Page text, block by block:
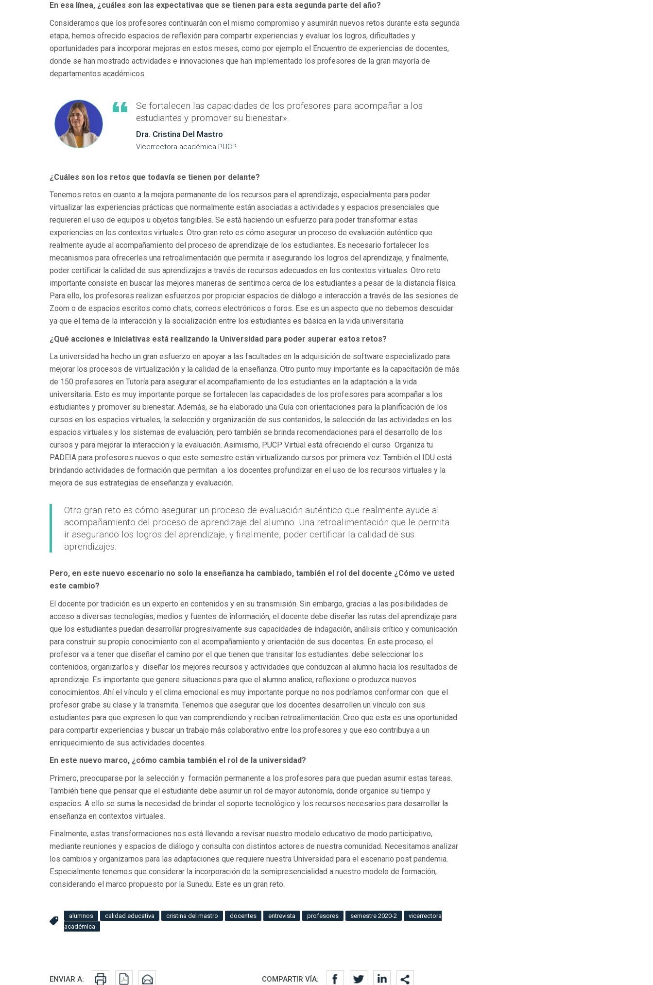
En esa línea, ¿cuáles son las expectativas que se tienen para esta segunda parte del año?
Consideramos que los profesores continuarán con el mismo compromiso y asumirán nuevos retos durante esta segunda
etapa, hemos ofrecido espacios de reflexión para compartir experiencias y evaluar los logros, dificultades y
oportunidades para incorporar mejoras en estos meses, como por ejemplo el Encuentro de experiencias de docentes,
donde se han mostrado actividades e innovaciones que han implementado los profesores de la gran mayoría de
departamentos académicos.
Se fortalecen las capacidades de los profesores para acompañar a los
estudiantes y promover su bienestar».
Dra. Cristina Del Mastro
Vicerrectora académica PUCP
¿Cuáles son los retos que todavía se tienen por delante?
Tenemos retos en cuanto a la mejora permanente de los recursos para el aprendizaje, especialmente para poder
virtualizar las experiencias prácticas que normalmente están asociadas a actividades y espacios presenciales que
requieren el uso de equipos u objetos tangibles. Se está haciendo un esfuerzo para poder transformar estas
experiencias en los contextos virtuales. Otro gran reto es cómo asegurar un proceso de evaluación auténtico que
realmente ayude al acompañamiento del proceso de aprendizaje de los estudiantes. Es necesario fortalecer los
mecanismos para ofrecerles una retroalimentación que permita ir asegurando los logros del aprendizaje, y finalmente,
poder certificar la calidad de sus aprendizajes a través de recursos adecuados en los contextos virtuales. Otro reto
importante consiste en buscar las mejores maneras de sentirnos cerca de los estudiantes a pesar de la distancia física.
Para ello, los profesores realizan esfuerzos por propiciar espacios de diálogo e interacción a través de las sesiones de
Zoom o de espacios escritos como chats, correos electrónicos o foros. Ese es un aspecto que no debemos descuidar
ya que el tema de la interacción y la socialización entre los estudiantes es básica en la vida universitaria.
¿Qué acciones e iniciativas está realizando la Universidad para poder superar estos retos?
La universidad ha hecho un gran esfuerzo en apoyar a las facultades en la adquisición de software especializado para
mejorar los procesos de virtualización y la calidad de la enseñanza. Otro punto muy importante es la capacitación de más
de 150 profesores en Tutoría para asegurar el acompañamiento de los estudiantes en la adaptación a la vida
universitaria. Esto es muy importante porque se fortalecen las capacidades de los profesores para acompañar a los
estudiantes y promover su bienestar. Además, se ha elaborado una Guía con orientaciones para la planificación de los
cursos en los espacios virtuales, la selección y organización de sus contenidos, la selección de las actividades en los
espacios virtuales y los sistemas de evaluación, pero también se brinda recomendaciones para el desarrollo de los
cursos y para mejorar la interacción y la evaluación. Asimismo, PUCP Virtual está ofreciendo el curso Organiza tu
PADEIA para profesores nuevos o que este semestre están virtualizando cursos por primera vez. También el IDU está
brindando actividades de formación que permitan a los docentes profundizar en el uso de los recursos virtuales y la
mejora de sus estrategias de enseñanza y evaluación.
Otro gran reto es cómo asegurar un proceso de evaluación auténtico que realmente ayude al
acompañamiento del proceso de aprendizaje del alumno. Una retroalimentación que le permita
ir asegurando los logros del aprendizaje, y finalmente, poder certificar la calidad de sus
aprendizajes.
Pero, en este nuevo escenario no solo la enseñanza ha cambiado, también el rol del docente ¿Cómo ve usted
este cambio?
El docente por tradición es un experto en contenidos y en su transmisión. Sin embargo, gracias a las posibilidades de
acceso a diversas tecnologías, medios y fuentes de información, el docente debe diseñar las rutas del aprendizaje para
que los estudiantes puedan desarrollar progresivamente sus capacidades de indagación, análisis crítico y comunicación
para construir su propio conocimiento con el acompañamiento y orientación de sus docentes. En este proceso, el
profesor va a tener que diseñar el camino por el que tienen que transitar los estudiantes: debe seleccionar los
contenidos, organizarlos y diseñar los mejores recursos y actividades que conduzcan al alumno hacia los resultados de
aprendizaje. Es importante que genere situaciones para que el alumno analice, reflexione o produzca nuevos
conocimientos. Ahí el vínculo y el clima emocional es muy importante porque no nos podríamos conformar con que el
profesor grabe su clase y la transmita. Tenemos que asegurar que los docentes desarrollen un vínculo con sus
estudiantes para que expresen lo que van comprendiendo y reciban retroalimentación. Creo que esta es una oportunidad
para compartir experiencias y buscar un trabajo más colaborativo entre los profesores y que eso contribuya a un
enriquecimiento de sus actividades docentes.
En este nuevo marco, ¿cómo cambia también el rol de la universidad?
Primero, preocuparse por la selección y formación permanente a los profesores para que puedan asumir estas tareas.
También tiene que pensar que el estudiante debe asumir un rol de mayor autonomía, donde organice su tiempo y
espacios. A ello se suma la necesidad de brindar el soporte tecnológico y los recursos necesarios para desarrollar la
enseñanza en contextos virtuales.
Finalmente, estas transformaciones nos está llevando a revisar nuestro modelo educativo de modo participativo,
mediante reuniones y espacios de diálogo y consulta con distintos actores de nuestra comunidad. Necesitamos analizar
los cambios y organizarnos para las adaptaciones que requiere nuestra Universidad para el escenario post pandemia.
Especialmente tenemos que considerar la incorporación de la semipresencialidad a nuestro modelo de formación,
considerando el marco propuesto por la Sunedu. Este es un gran reto.
alumnos calidad educativa cristina del mastro docentes entrevista profesores semestre 2020-2
vicerrectora
académica
Redes sociales
ENVIAR A: COMPARTIR VÍA: